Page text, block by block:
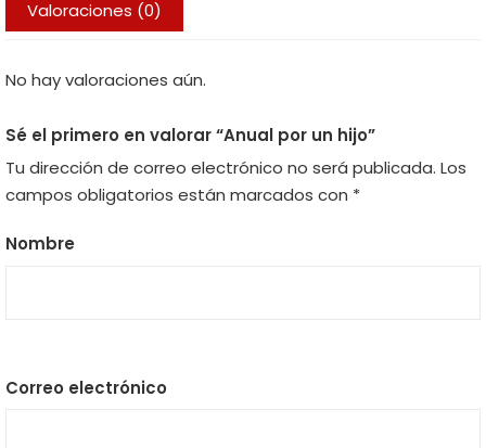
Valoraciones (0)
No hay valoraciones aún.
Sé el primero en valorar “Anual por un hijo”
Tu dirección de correo electrónico no será publicada. Los
campos obligatorios están marcados con *
Nombre
Correo electrónico